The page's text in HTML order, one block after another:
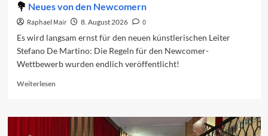
Sanremo-Festival
Besuch des Ariston-Theaters
Sanremo 2026 in den Charts (Woche 3)
Neues von den Newcomern
Raphael Mair 8. August 2026
0
Es wird langsam ernst für den neuen künstlerischen Leiter
Stefano De Martino: Die Regeln für den Newcomer-
Wettbewerb wurden endlich veröffentlicht!
WeiterlesenRead
Neues